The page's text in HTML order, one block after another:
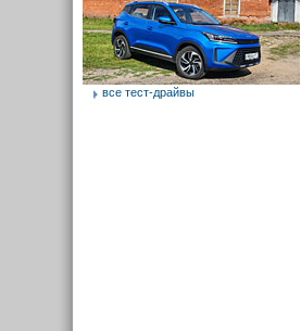
все тест-драйвы